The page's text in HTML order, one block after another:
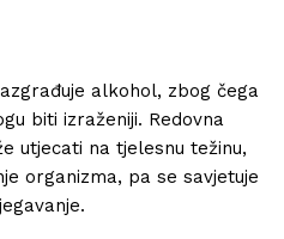
alkohol, zbog čega
biti izraženiji. Redovna
utjecati na tjelesnu težinu,
organizma, pa se savjetuje